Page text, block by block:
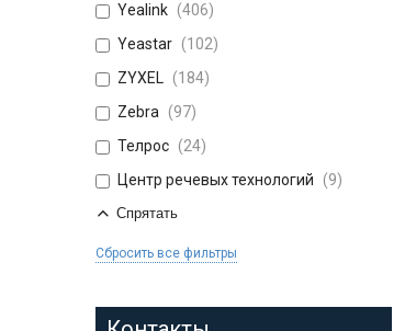
Yealink
406
Yeastar
102
ZYXEL
184
Zebra
97
Телрос
24
Центр речевых технологий
9
Спрятать
Сбросить все фильтры